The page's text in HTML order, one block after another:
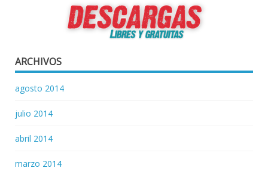
ARCHIVOS
agosto 2014
julio 2014
abril 2014
marzo 2014